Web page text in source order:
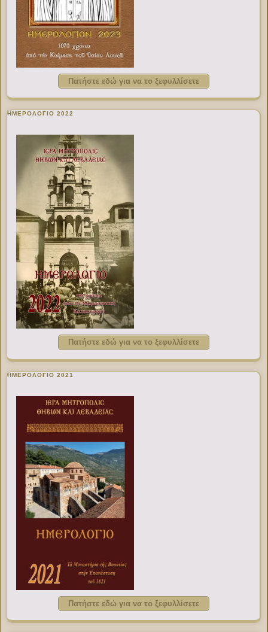
Πατήστε εδώ για να το ξεφυλλίσετε
ΗΜΕΡΟΛΟΓΙΟ 2022
Πατήστε εδώ για να το ξεφυλλίσετε
ΗΜΕΡΟΛΟΓΙΟ 2021
Πατήστε εδώ για να το ξεφυλλίσετε